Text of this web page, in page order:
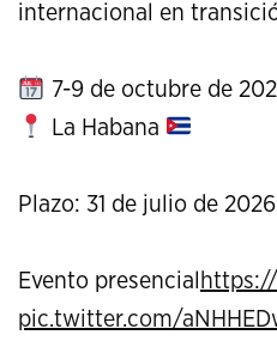
internacional en
7-9 de octubre de
La Habana
Plazo: 31 de julio de 2026
Evento presencial
pic.twitter.com/